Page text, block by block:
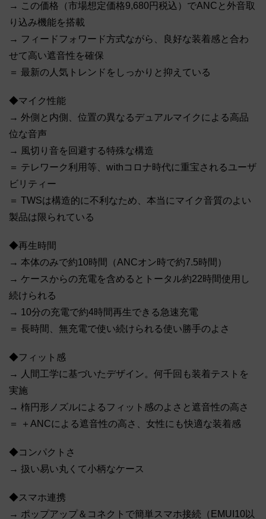
→ この価格（市場想定価格9,680円税込）でANCと外音取
り込み機能を搭載
→ フィードフォワード方式ながら、良好な装着感と合わ
せて高い遮音性を確保
＝ 最新の人気トレンドをしっかりと抑えている
◆マイク性能
→ 外側と内側、位置の異なるデュアルマイクによる高品
位な音声
→ 風切り音を回避する特殊な構造
＝ テレワーク利用等、withコロナ時代に重宝されるユーザ
ビリティー
＝ TWSは構造的に不利なため、本当にマイク音質のよい
製品は限られている
◆再生時間
→ 本体のみで約10時間（ANCオン時で約7.5時間）
→ ケースからの充電を含めるとトータル約22時間使用し
続けられる
→ 10分の充電で約4時間再生できる急速充電
＝ 長時間、無充電で使い続けられる使い勝手のよさ
◆フィット感
→ 人間工学に基づいたデザイン。何千回も装着テストを
実施
→ 楕円形ノズルによるフィット感のよさと遮音性の高さ
＝ ＋ANCによる遮音性の高さ、女性にも快適な装着感
◆コンパクトさ
→ 扱い易い丸くて小柄なケース
◆スマホ連携
→ ポップアップ＆コネクトで簡単スマホ接続（EMUI10以